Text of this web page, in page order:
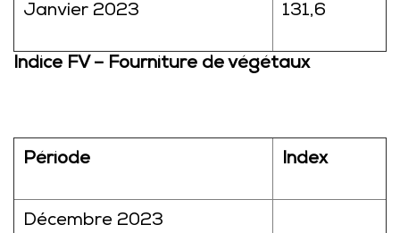
Janvier 2023 131,6
Indice FV – Fourniture de végétaux
Période Index
Décembre 2023